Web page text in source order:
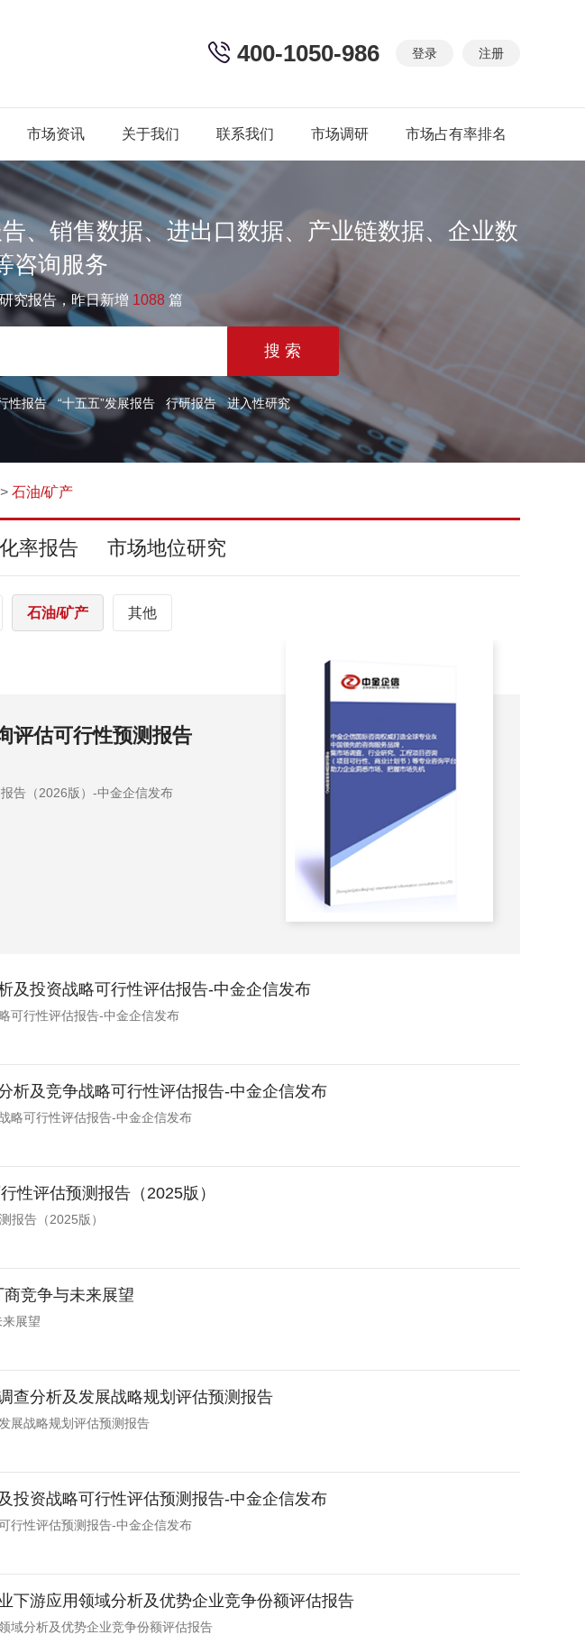
登录 注册
400-1050-986
市场资讯 关于我们 联系我们 市场调研 市场占有率排名
、销售数据、进出口数据、产业链数据、企业数
咨询服务
究报告，昨日新增 1088 篇
性报告 “十五五”发展报告 行研报告 进入性研究
> 石油/矿产
率报告 市场地位研究
石油/矿产 其他
评估可行性预测报告
告（2026版）-中金企信发布
及投资战略可行性评估报告-中金企信发布
可行性评估报告-中金企信发布
析及竞争战略可行性评估报告-中金企信发布
略可行性评估报告-中金企信发布
性评估预测报告（2025版）
报告（2025版）
竞争与未来展望
展望
查分析及发展战略规划评估预测报告
展战略规划评估预测报告
投资战略可行性评估预测报告-中金企信发布
行性评估预测报告-中金企信发布
下游应用领域分析及优势企业竞争份额评估报告
域分析及优势企业竞争份额评估报告